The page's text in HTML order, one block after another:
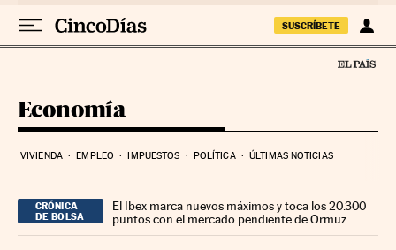
SUSCRÍBETE
Economía
VIVIENDA EMPLEO IMPUESTOS POLÍTICA ÚLTIMAS NOTICIAS
CRÓNICA
DE BOLSA
El Ibex marca nuevos máximos y toca los 20.300
puntos con el mercado pendiente de Ormuz